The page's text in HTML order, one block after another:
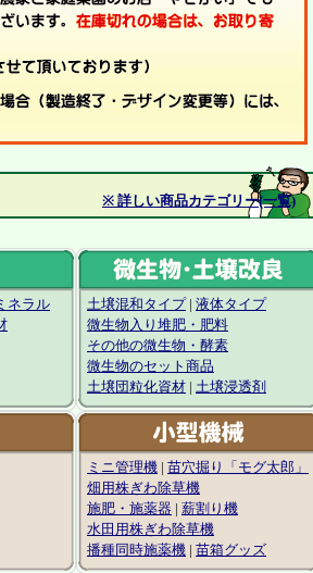
ら探す ※ 詳しい商品カテゴリー(一覧)
ネラル
土壌混和タイプ
液体タイプ
微生物入り堆肥・肥料
その他の微生物・酵素
微生物のセット商品
土壌団粒化資材
土壌浸透剤
ミニ管理機
苗穴掘り「モグ太郎」
畑用株ぎわ除草機
施肥・施薬器
薪割り機
水田用株ぎわ除草機
播種同時施薬機
苗箱グッズ